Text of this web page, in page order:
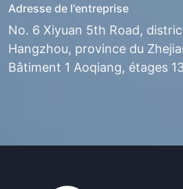
Adresse de l'entreprise
No. 6 Xiyuan 5th Road,
Hangzhou, province du
Bâtiment 1 Aoqiang, étages